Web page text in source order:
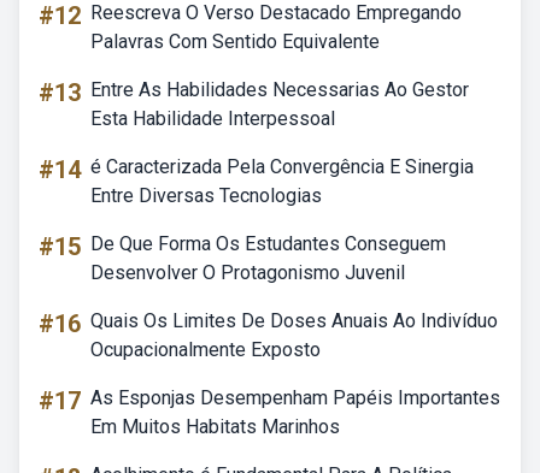
#12 Reescreva O Verso Destacado Empregando
Palavras Com Sentido Equivalente
#13 Entre As Habilidades Necessarias Ao Gestor
Esta Habilidade Interpessoal
#14 é Caracterizada Pela Convergência E Sinergia
Entre Diversas Tecnologias
#15 De Que Forma Os Estudantes Conseguem
Desenvolver O Protagonismo Juvenil
#16 Quais Os Limites De Doses Anuais Ao Indivíduo
Ocupacionalmente Exposto
#17 As Esponjas Desempenham Papéis Importantes
Em Muitos Habitats Marinhos